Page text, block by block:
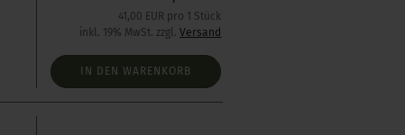
41,00 EUR pro 1 Stück
inkl. 19% MwSt. zzgl.Versand
IN DEN WARENKORB